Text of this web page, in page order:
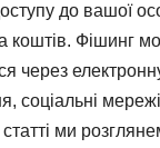
до вашої
коштів. Фішинг
через
соціальні
статті ми